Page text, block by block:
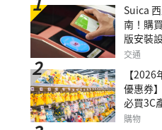
Suica
南！購
版安裝
法、常
交通
【
優惠券
必買3C
略
購物